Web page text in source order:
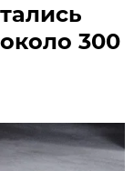
300